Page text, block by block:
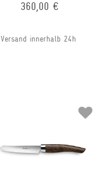
360,00 €
Versand innerhalb 24h